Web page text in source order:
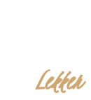
Lekker